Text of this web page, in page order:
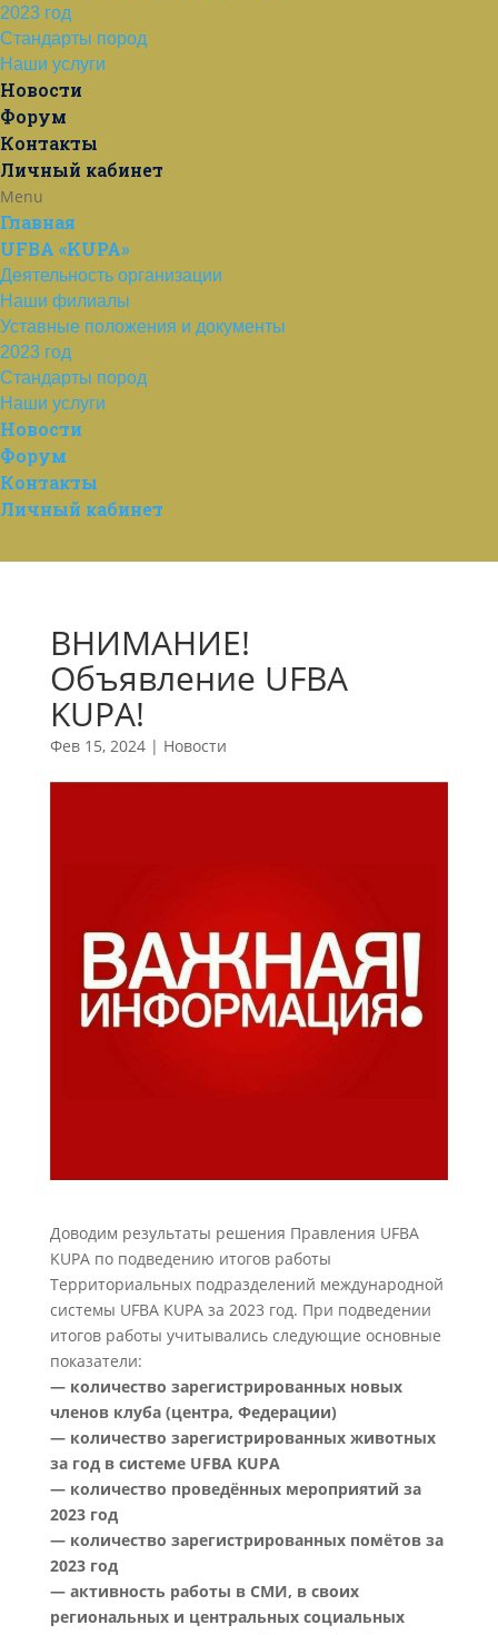
2023 год
Стандарты пород
Наши услуги
Новости
Форум
Контакты
Личный кабинет
Menu
Главная
UFBA «KUPA»
Деятельность организации
Наши филиалы
Уставные положения и документы
2023 год
Стандарты пород
Наши услуги
Новости
Форум
Контакты
Личный кабинет
ВНИМАНИЕ!
Объявление UFBA
KUPA!
Фев 15, 2024| Новости
Доводим результаты решения Правления UFBA
KUPA по подведению итогов работы
Территориальных подразделений международной
системы UFBA KUPA за 2023 год. При подведении
итогов работы учитывались следующие основные
показатели:
— количество зарегистрированных новых
членов клуба (центра, Федерации)
— количество зарегистрированных животных
за год в системе UFBA KUPA
— количество проведённых мероприятий за
2023 год
— количество зарегистрированных помётов за
2023 год
— активность работы в СМИ, в своих
региональных и центральных социальных